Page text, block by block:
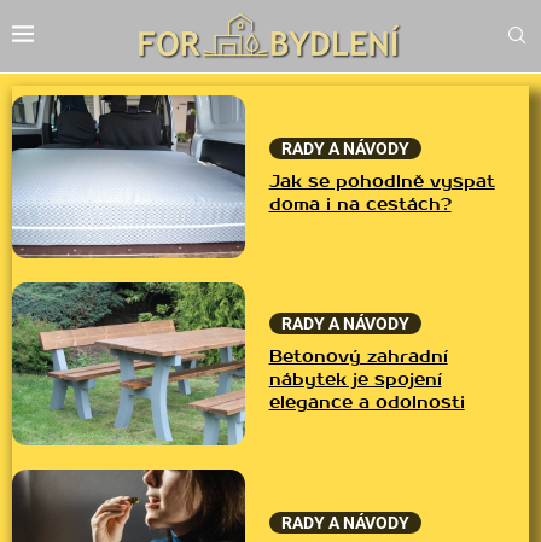
RADY A NÁVODY
Jak se pohodlně vyspat
doma i na cestách?
RADY A NÁVODY
Betonový zahradní
nábytek je spojení
elegance a odolnosti
RADY A NÁVODY